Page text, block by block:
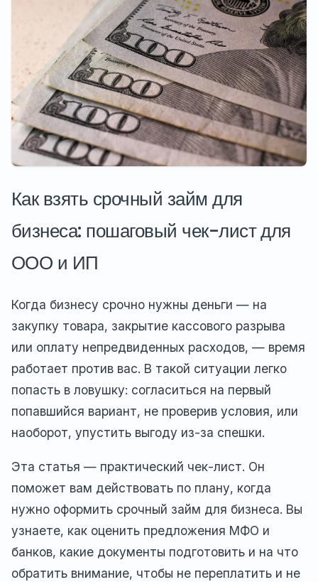
Как взять срочный займ для
бизнеса: пошаговый чек-лист для
ООО и ИП
Когда бизнесу срочно нужны деньги — на
закупку товара, закрытие кассового разрыва
или оплату непредвиденных расходов, — время
работает против вас. В такой ситуации легко
попасть в ловушку: согласиться на первый
попавшийся вариант, не проверив условия, или
наоборот, упустить выгоду из-за спешки.
Эта статья — практический чек-лист. Он
поможет вам действовать по плану, когда
нужно оформить срочный займ для бизнеса. Вы
узнаете, как оценить предложения МФО и
банков, какие документы подготовить и на что
обратить внимание, чтобы не переплатить и не